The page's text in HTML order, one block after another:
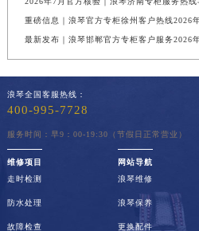
重磅信息｜浪琴官方专柜徐州客户热线2026
最新发布｜浪琴邯郸官方专柜客户服务2026
浪琴全国客服热线：
400-995-7728
服务时间：早9：00-19:30（节假日正常营业）
维修项目
走时检测
防水处理
故障检查
网站导航
浪琴维修
浪琴保养
更换配件